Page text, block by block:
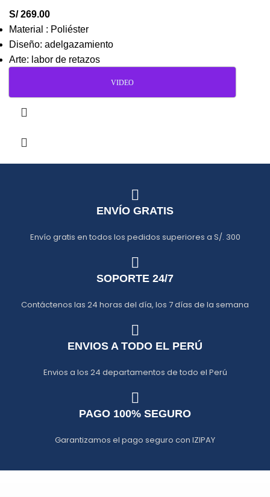
S/269.00
Material : Poliéster
Diseño: adelgazamiento
Arte: labor de retazos
VIDEO
ENVÍO GRATIS
Envío gratis en todos los pedidos superiores a S/. 300
SOPORTE 24/7
Contáctenos las 24 horas del día, los 7 días de la semana
ENVIOS A TODO EL PERÚ
Envios a los 24 departamentos de todo el Perú
PAGO 100% SEGURO
Garantizamos el pago seguro con IZIPAY